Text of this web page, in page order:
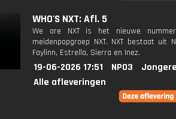
WHO'S NXT: Afl. 5
We are NXT is het nieuwe
meidenpopgroep NXT. NXT bestaat uit
Faylinn, Estrella, Sierra en Inez.
19-06-2026 17:51 NPO3
Alle afleveringen